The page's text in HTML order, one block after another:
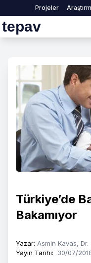
Projeler
tepav
Türkiye’de
Bakamıyor
Yazar: Asmin Kavas, Dr.
Yayın Tarihi: 30/07/